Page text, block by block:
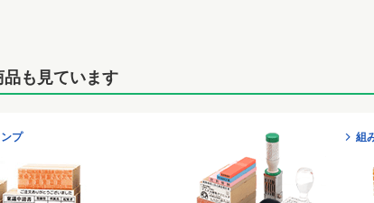
も見ています
プ 組